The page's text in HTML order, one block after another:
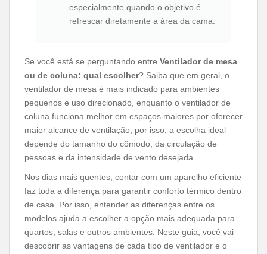
especialmente quando o objetivo é
refrescar diretamente a área da cama.
Se você está se perguntando entre Ventilador de mesa
ou de coluna: qual escolher? Saiba que em geral, o
ventilador de mesa é mais indicado para ambientes
pequenos e uso direcionado, enquanto o ventilador de
coluna funciona melhor em espaços maiores por oferecer
maior alcance de ventilação, por isso, a escolha ideal
depende do tamanho do cômodo, da circulação de
pessoas e da intensidade de vento desejada.
Nos dias mais quentes, contar com um aparelho eficiente
faz toda a diferença para garantir conforto térmico dentro
de casa. Por isso, entender as diferenças entre os
modelos ajuda a escolher a opção mais adequada para
quartos, salas e outros ambientes. Neste guia, você vai
descobrir as vantagens de cada tipo de ventilador e o